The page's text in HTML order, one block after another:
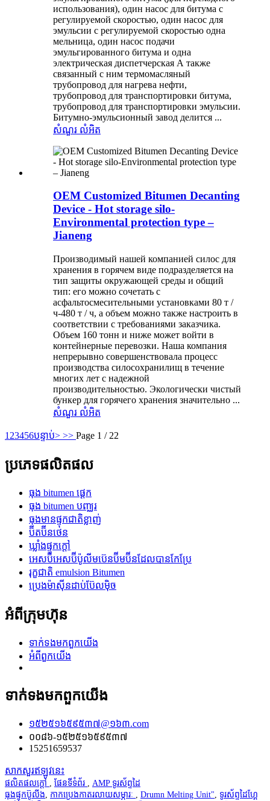
использования), один насос для битума с
регулируемой скоростью, один насос для
эмульсии с регулируемой скоростью одна
мельница, один насос подачи
эмульгированного битума и одна
электрическая диспетчерская А также
связанный с ним термомасляный
трубопровод для нагрева нефти,
трубопровод для транспортировки битума,
трубопровод для транспортировки эмульсии.
Битумно-эмульсионный завод делится ...
សំណួរ លំអិត
OEM Customized Bitumen Decanting
Device - Hot storage silo-
Environmental protection type –
Jianeng
Производимый нашей компанией силос для
хранения в горячем виде подразделяется на
тип защиты окружающей среды и общий
тип: его можно сочетать с
асфальтосмесительными установками 80 т /
ч-480 т / ч, а объем можно также настроить в
соответствии с требованиями заказчика.
Объем 160 тонн и ниже может войти в
контейнерные перевозки. Наша компания
непрерывно совершенствовала процесс
производства силосохранилищ в течение
многих лет с надежной
производительностью. Экологически чистый
бункер для горячего хранения значительно ...
សំណួរ លំអិត
1 23456បន្ទាប់> >> Page 1 / 22
ប្រភេទ​ផលិតផល
ធុង bitumen ផ្ដេក
ធុង bitumen បញ្ឈរ
ធុងមានផ្ទុកជាតិខ្លាញ់
ប៊ីតប៊ីនថេន
ឃ្លាំងផ្ទុកក្តៅ
អេសប៊ីអេសប៊ីប៉ូលីមប៊េនប៊ីមប៊ីនដែលបានកែប្រែ
រុក្ខជាតិ emulsion Bitumen
ប្រេងម៉ាស៊ីនដាប់ប៊ែលម៉ិច
អំពីក្រុមហ៊ុន
ទាក់ទង​មក​ពួក​យើង
អំពី​ពួក​យើង
ទាក់ទង​មក​ពួក​យើង
១៥២៥១៦៥៩៥៣៧@១៦៣.com
០០៨៦-១៥២៥១៦៥៩៥៣៧
15251659537
សាកសួរឥឡូវនេះ
ផលិតផលក្តៅ , ផែនទីទំព័រ , AMP ទូរស័ព្ទដៃ
ធុងផ្ទុកប៊ូលីង, កាកប្រេងកាតរលាយសម្ភារៈ , Drumn Melting Unit", ទូរស័ព្ទដៃហ្គែ